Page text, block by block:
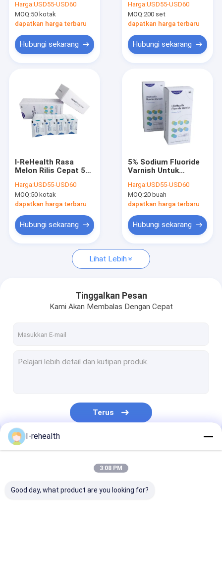
Tentang Kami
Tur Pabrik
Berita
Pernis Fluorida Gigi
Pernis Natrium Fluorida
Pernis Fluorida Anak
Pernis Gigi Untuk Gigi Sensitif
Perlindungan Pernis Gigi
fluoride Sealant
Pit Dan Fissure Sealant
Untuk Demineralisasi
Ortodontik
Harga:USD55-USD60
MOQ:50 kotak
dapatkan harga terbaru
Hubungi sekarang
Demineralisasi
Ortodontik
Harga:USD55-USD60
MOQ:200 set
dapatkan harga terbaru
Hubungi sekarang
I-ReHealth Rasa
Melon Rilis Cepat 5%
Varnish 100x0.5g
Satuan Dosis CE
Harga:USD55-USD60
MOQ:50 kotak
dapatkan harga terbaru
Hubungi sekarang
5% Sodium Fluoride
Varnish Untuk
Dewasa 10-15 detik
Menyembuhkan
Harga:USD55-USD60
MOQ:20 buah
dapatkan harga terbaru
Hubungi sekarang
Lihat Lebih
Tinggalkan Pesan
Kami Akan Membalas Dengan Cepat
Terus
Kategori Kami
I-rehealth
3:08 PM
Good day, what product are you looking for?